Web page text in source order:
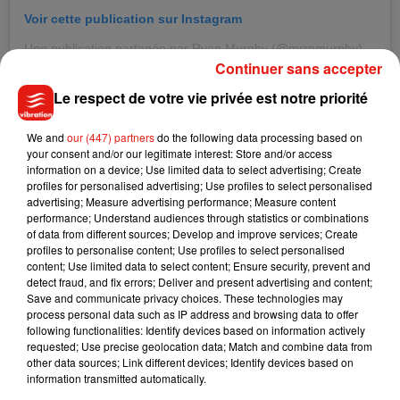
Voir cette publication sur Instagram
Une publication partagée par Ryan Murphy (@mrrpmurphy)
le23
Voir cette publication sur Instagram
Imagine it's 2009, and I lived in a world where I knew Lea
Le respect de votre vie privée est notre priorité
We and our (447) partnersdo the following data processing based on
your consent and/or our legitimate interest: Store and/or access
information on a device; Use limited data to select advertising; Create
profiles for personalised advertising; Use profiles to select personalised
advertising; Measure advertising performance; Measure content
performance; Understand audiences through statistics or combinations
of data from different sources; Develop and improve services; Create
profiles to personalise content; Use profiles to select personalised
content; Use limited data to select content; Ensure security, prevent and
detect fraud, and fix errors; Deliver and present advertising and content;
Save and communicate privacy choices. These technologies may
process personal data such as IP address and browsing data to offer
following functionalities: Identify devices based on information actively
requested; Use precise geolocation data; Match and combine data from
other data sources; Link different devices; Identify devices based on
information transmitted automatically.
Continuer sans accepter